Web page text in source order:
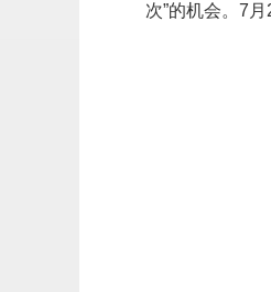
次”的机会。7